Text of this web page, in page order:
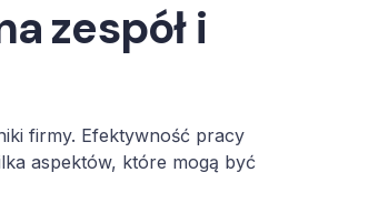
zespół i
firmy. Efektywność pracy
aspektów, które mogą być